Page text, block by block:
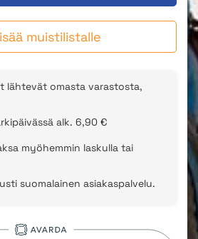
muistilistalle
lähtevät omasta varastosta,
alk. 6,90 €
myöhemmin laskulla tai
suomalainen asiakaspalvelu.